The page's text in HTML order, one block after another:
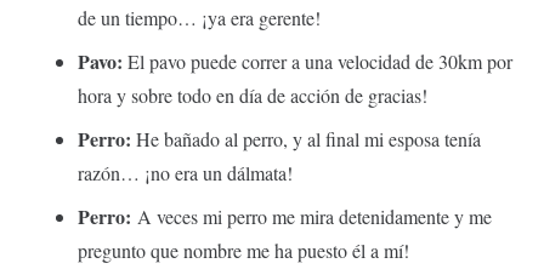
de un tiempo… ¡ya era gerente!
Pavo: El pavo puede correr a una velocidad de 30km por
hora y sobre todo en día de acción de gracias!
Perro: He bañado al perro, y al final mi esposa tenía
razón… ¡no era un dálmata!
Perro: A veces mi perro me mira detenidamente y me
pregunto que nombre me ha puesto él a mí!